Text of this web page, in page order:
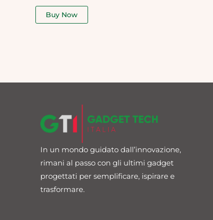
out
Buy Now
In un mondo guidato dall’innovazione,
rimani al passo con gli ultimi gadget
progettati per semplificare, ispirare e
trasformare.